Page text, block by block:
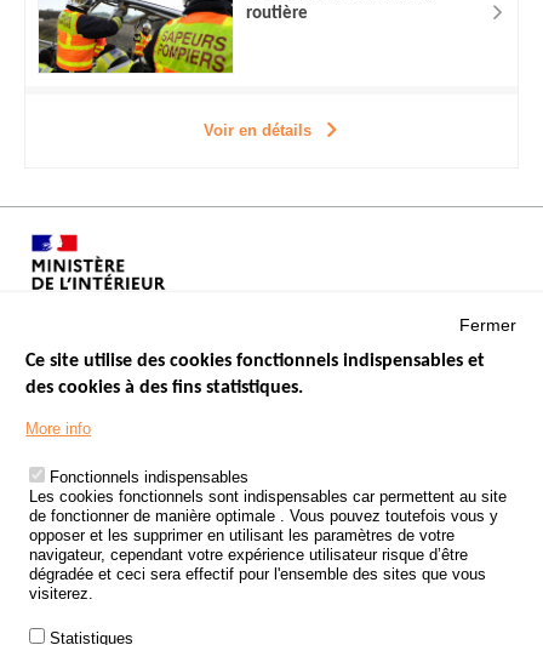
routière
Voir en détails
Menu
Footer
LES SITES PUBLICS
ÉTAT DE L’INSÉCURITÉ ROUTIÈRE
TRAITEMENT DES DONNÉES PERSONNELLES DES ACCIDENTS DE
LA ROUTE
ETUDES ET RECHERCHES
APPEL À PROJETS
POLITIQUE DE SÉCURITÉ ROUTIÈRE
Fermer
Ce site utilise des cookies fonctionnels indispensables et
des cookies à des fins statistiques.
More info
Fonctionnels indispensables
Les cookies fonctionnels sont indispensables car permettent au site
de fonctionner de manière optimale . Vous pouvez toutefois vous y
opposer et les supprimer en utilisant les paramètres de votre
navigateur, cependant votre expérience utilisateur risque d’être
dégradée et ceci sera effectif pour l'ensemble des sites que vous
visiterez.
Statistiques